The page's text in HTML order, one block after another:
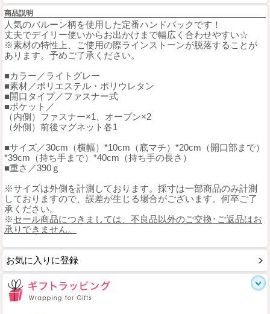
商品説明
人気のバルーン柄を使用した定番ハンドバックです！
丈夫でデイリー使いからお出かけまで幅広く合わせやすい☆
※素材の特性上、ご使用の際ラインストーンが脱落することが
あります。予めご了承ください。
■カラー／ライトグレー
■素材／ポリエステル・ポリウレタン
■開口タイプ／ファスナー式
■ポケット／
（内側）ファスナー×1、オープン×2
（外側）前後マグネット各1
■サイズ／30cm（横幅）*10cm（底マチ）*20cm（開口部まで）
*39cm（持ち手まで）*40cm（持ち手の長さ）
■重さ／390ｇ
※サイズは外側を計測しております。採寸は一部商品のみ計測
しておりますので、誤差が生じる場合がございます。何卒ご了
承ください。
※セール商品につきましては、不良品以外のご交換･ご返品はお
承りできません。
お気に入りに登録